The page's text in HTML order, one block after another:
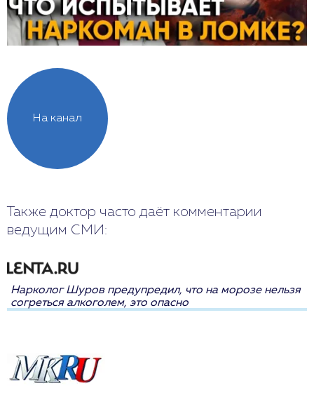
На канал
Также доктор часто даёт комментарии
ведущим СМИ:
Нарколог Шуров предупредил, что на морозе нельзя
согреться алкоголем, это опасно